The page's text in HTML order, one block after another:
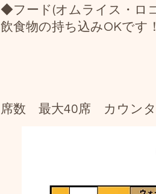
◆フード(オムライス・ロ
飲食物の持ち込みOKです
席数 最大40席 カウンタ